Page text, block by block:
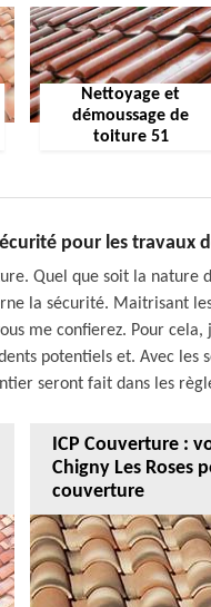
Nettoyage et
démoussage de
toiture 51
pour les travaux
Quel que soit la nature
la sécurité. Maitrisant
me confierez. Pour cela,
potentiels et. Avec les
seront fait dans les
ICP Couverture :
Chigny Les Roses
couverture